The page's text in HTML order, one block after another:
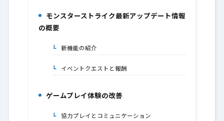
モンスターストライク最新アップデート情報
の概要
1-1.新機能の紹介
1-2.イベントクエストと報酬
ゲームプレイ体験の改善
2-1.協力プレイとコミュニケーション